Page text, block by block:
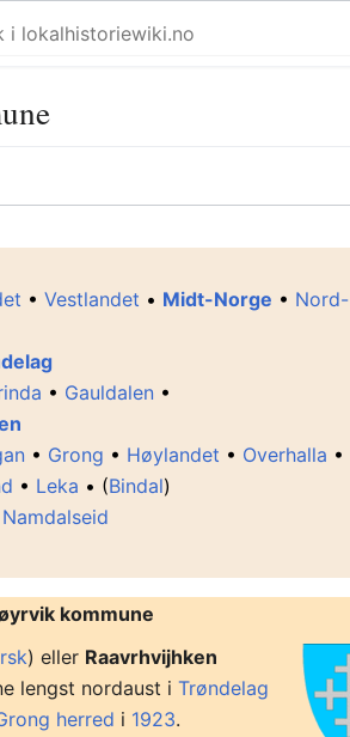
•Vestlandet • Midt-Norge • Nord-
• Gauldalen •
• Grong • Høylandet • Overhalla •
• Leka • (Bindal)
Namdalseid
kommune
) eller Raavrhvijhken
lengst nordaust iTrøndelag
herred i 1923.